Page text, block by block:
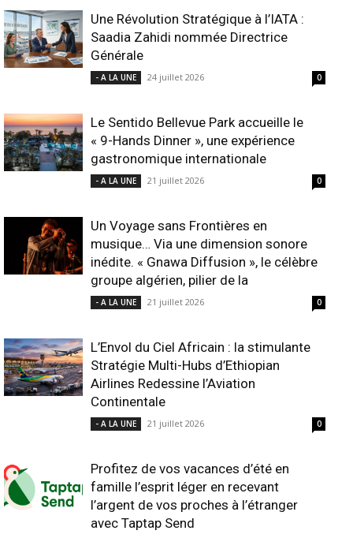
Une Révolution Stratégique à l’IATA :
Saadia Zahidi nommée Directrice
Générale
- A LA UNE 24 juillet 2026 0
Le Sentido Bellevue Park accueille le
« 9-Hands Dinner », une expérience
gastronomique internationale
- A LA UNE 21 juillet 2026 0
Un Voyage sans Frontières en
musique… Via une dimension sonore
inédite. « Gnawa Diffusion », le célèbre
groupe algérien, pilier de la
- A LA UNE 21 juillet 2026 0
L’Envol du Ciel Africain : la stimulante
Stratégie Multi-Hubs d’Ethiopian
Airlines Redessine l’Aviation
Continentale
- A LA UNE 21 juillet 2026 0
Profitez de vos vacances d’été en
famille l’esprit léger en recevant
l’argent de vos proches à l’étranger
avec Taptap Send